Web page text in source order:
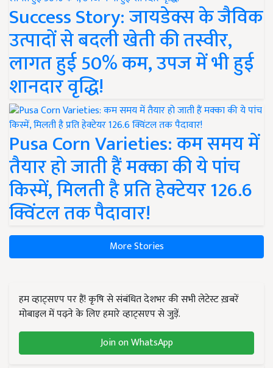
Success Story: जायडेक्स के जैविक
उत्पादों से बदली खेती की तस्वीर,
लागत हुई 50% कम, उपज में भी हुई
शानदार वृद्धि!
Pusa Corn Varieties: कम समय में
तैयार हो जाती हैं मक्का की ये पांच
किस्में, मिलती है प्रति हेक्टेयर 126.6
क्विंटल तक पैदावार!
More Stories
हम व्हाट्सएप पर हैं! कृषि से संबंधित देशभर की सभी लेटेस्ट ख़बरें
मोबाइल में पढ़ने के लिए हमारे व्हाट्सएप से जुड़ें.
Join on WhatsApp